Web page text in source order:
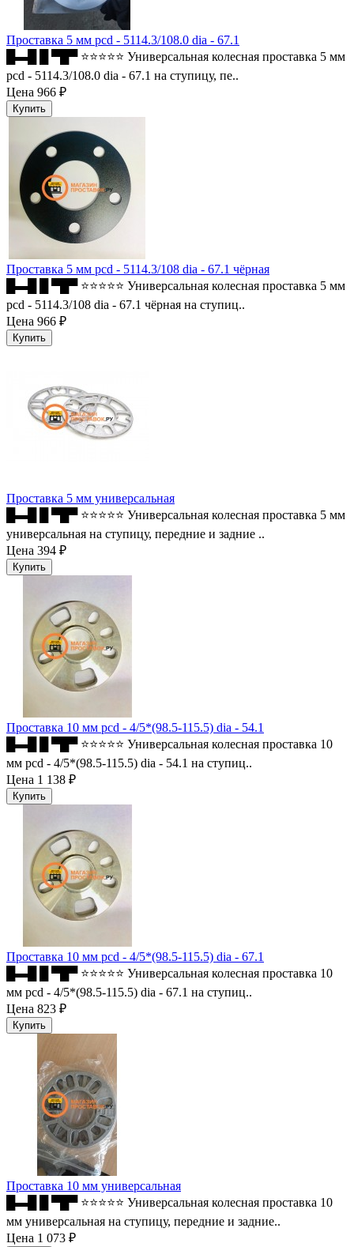
Проставка 5 мм pcd - 5114.3/108.0 dia - 67.1
█▬█ █ ▀█▀ ⭐⭐⭐⭐⭐ Универсальная колесная проставка 5 мм
pcd - 5114.3/108.0 dia - 67.1 на ступицу, пе..
Цена 966 ₽
Проставка 5 мм pcd - 5114.3/108 dia - 67.1 чёрная
█▬█ █ ▀█▀ ⭐⭐⭐⭐⭐ Универсальная колесная проставка 5 мм
pcd - 5114.3/108 dia - 67.1 чёрная на ступиц..
Цена 966 ₽
Проставка 5 мм универсальная
█▬█ █ ▀█▀ ⭐⭐⭐⭐⭐ Универсальная колесная проставка 5 мм
универсальная на ступицу, передние и задние ..
Цена 394 ₽
Проставка 10 мм pcd - 4/5*(98.5-115.5) dia - 54.1
█▬█ █ ▀█▀ ⭐⭐⭐⭐⭐ Универсальная колесная проставка 10
мм pcd - 4/5*(98.5-115.5) dia - 54.1 на ступиц..
Цена 1 138 ₽
Проставка 10 мм pcd - 4/5*(98.5-115.5) dia - 67.1
█▬█ █ ▀█▀ ⭐⭐⭐⭐⭐ Универсальная колесная проставка 10
мм pcd - 4/5*(98.5-115.5) dia - 67.1 на ступиц..
Цена 823 ₽
Проставка 10 мм универсальная
█▬█ █ ▀█▀ ⭐⭐⭐⭐⭐ Универсальная колесная проставка 10
мм универсальная на ступицу, передние и задние..
Цена 1 073 ₽